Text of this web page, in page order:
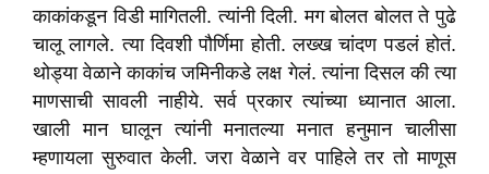
काकांकडून विडी मागितली. त्यांनी दिली. मग बोलत बोलत ते पुढे
चालू लागले. त्या दिवशी पौर्णिमा होती. लख्ख चांदण पडलं होतं.
थोड्या वेळाने काकांच जमिनीकडे लक्ष गेलं. त्यांना दिसल की त्या
माणसाची सावली नाहीये. सर्व प्रकार त्यांच्या ध्यानात आला.
खाली मान घालून त्यांनी मनातल्या मनात हनुमान चालीसा
म्हणायला सुरुवात केली. जरा वेळाने वर पाहिले तर तो माणूस